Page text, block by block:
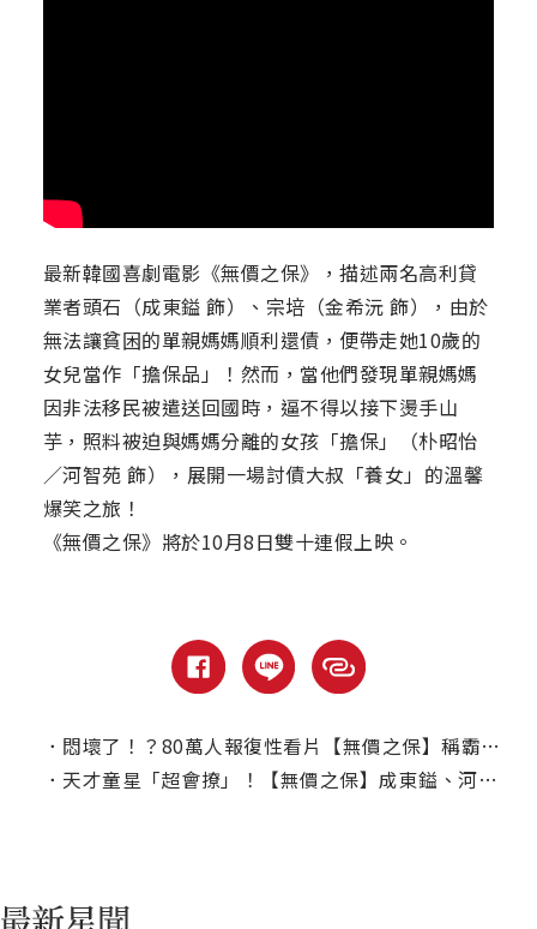
最新韓國喜劇電影《無價之保》，描述兩名高利貸
業者頭石（成東鎰 飾）、宗培（金希沅 飾），由於
無法讓貧困的單親媽媽順利還債，便帶走她10歲的
女兒當作「擔保品」！然而，當他們發現單親媽媽
因非法移民被遣送回國時，逼不得以接下燙手山
芋，照料被迫與媽媽分離的女孩「擔保」（朴昭怡
／河智苑 飾），展開一場討債大叔「養女」的溫馨
爆笑之旅！
《無價之保》將於10月8日雙十連假上映。
． 悶壞了！？80萬人報復性看片【無價之保】稱霸韓國票房
． 天才童星「超會撩」！【無價之保】成東鎰、河智苑全被收服